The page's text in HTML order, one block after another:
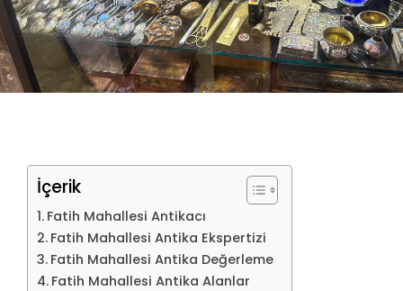
İçerik
Fatih Mahallesi Antikacı
Fatih Mahallesi Antika Ekspertizi
Fatih Mahallesi Antika Değerleme
Fatih Mahallesi Antika Alanlar